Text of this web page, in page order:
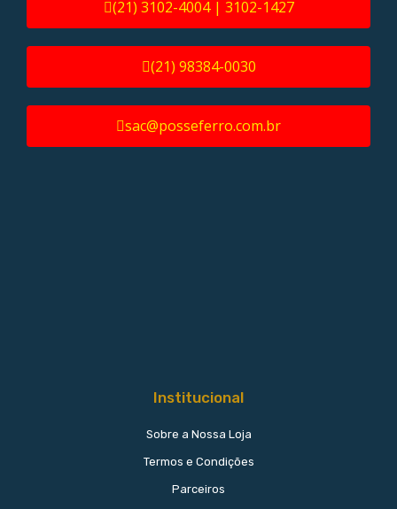
(21) 3102-4004 | 3102-1427
(21) 98384-0030
sac@posseferro.com.br
Institucional
Sobre a Nossa Loja
Termos e Condições
Parceiros